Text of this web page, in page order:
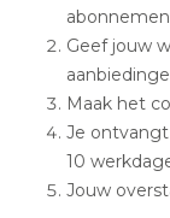
Geef jouw
Maak het
Je
10
Jouw